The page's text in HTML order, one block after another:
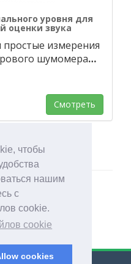
чтобы
нашим
с
cookie.
cookie
cookies
уровня для
оценки звука
измерения
шумомера…
Смотреть